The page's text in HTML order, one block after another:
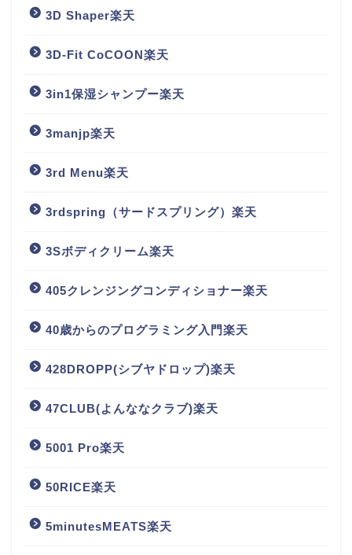
3D Shaper楽天
3D-Fit CoCOON楽天
3in1保湿シャンプー楽天
3manjp楽天
3rd Menu楽天
3rdspring（サードスプリング）楽天
3Sボディクリーム楽天
405クレンジングコンディショナー楽天
40歳からのプログラミング入門楽天
428DROPP(シブヤドロップ)楽天
47CLUB(よんななクラブ)楽天
5001 Pro楽天
50RICE楽天
5minutesMEATS楽天